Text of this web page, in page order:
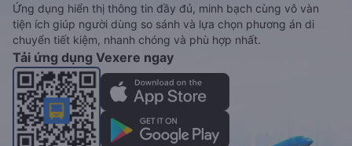
Ứng dụng hiển thị thông tin đầy đủ, minh bạch cùng vô vàn
tiện ích giúp người dùng so sánh và lựa chọn phương án di
chuyển tiết kiệm, nhanh chóng và phù hợp nhất.
Tải ứng dụng Vexere ngay